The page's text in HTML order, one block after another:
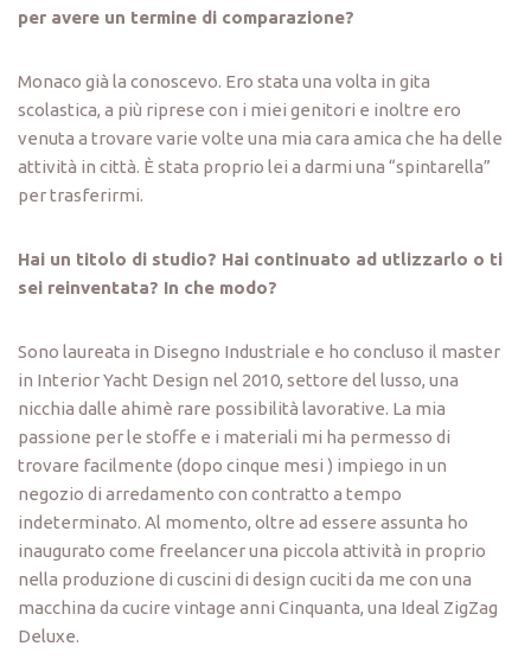
per avere un termine di comparazione?
Monaco già la conoscevo. Ero stata una volta in gita
scolastica, a più riprese con i miei genitori e inoltre ero
venuta a trovare varie volte una mia cara amica che ha delle
attività in città. È stata proprio lei a darmi una “spintarella”
per trasferirmi.
Hai un titolo di studio? Hai continuato ad utlizzarlo o ti
sei reinventata? In che modo?
Sono laureata in Disegno Industriale e ho concluso il master
in Interior Yacht Design nel 2010, settore del lusso, una
nicchia dalle ahimè rare possibilità lavorative. La mia
passione per le stoffe e i materiali mi ha permesso di
trovare facilmente (dopo cinque mesi ) impiego in un
negozio di arredamento con contratto a tempo
indeterminato. Al momento, oltre ad essere assunta ho
inaugurato come freelancer una piccola attività in proprio
nella produzione di cuscini di design cuciti da me con una
macchina da cucire vintage anni Cinquanta, una Ideal ZigZag
Deluxe.